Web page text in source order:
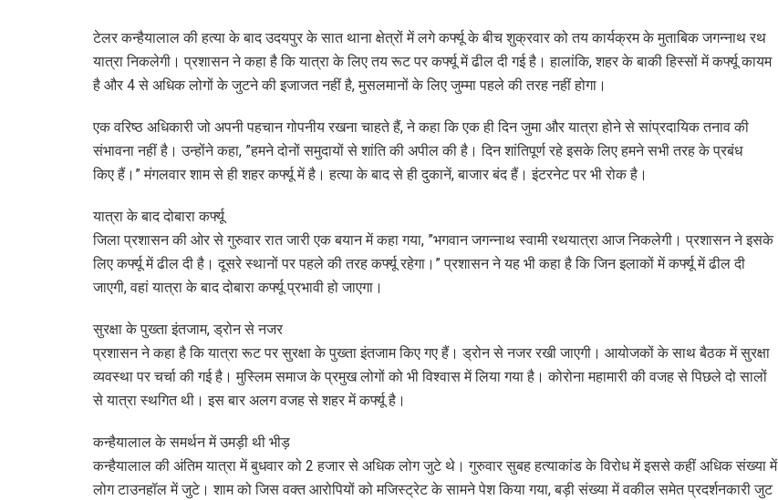
टेलर कन्हैयालाल की हत्या के बाद उदयपुर के सात थाना क्षेत्रों में लगे कर्फ्यू के बीच शुक्रवार को तय कार्यक्रम के मुताबिक जगन्नाथ रथ
यात्रा निकलेगी। प्रशासन ने कहा है कि यात्रा के लिए तय रूट पर कर्फ्यू में ढील दी गई है। हालांकि, शहर के बाकी हिस्सों में कर्फ्यू कायम
है और 4 से अधिक लोगों के जुटने की इजाजत नहीं है, मुसलमानों के लिए जुम्मा पहले की तरह नहीं होगा।
एक वरिष्ठ अधिकारी जो अपनी पहचान गोपनीय रखना चाहते हैं, ने कहा कि एक ही दिन जुमा और यात्रा होने से सांप्रदायिक तनाव की
संभावना नहीं है। उन्होंने कहा, ”हमने दोनों समुदायों से शांति की अपील की है। दिन शांतिपूर्ण रहे इसके लिए हमने सभी तरह के प्रबंध
किए हैं।” मंगलवार शाम से ही शहर कर्फ्यू में है। हत्या के बाद से ही दुकानें, बाजार बंद हैं। इंटरनेट पर भी रोक है।
यात्रा के बाद दोबारा कर्फ्यू
जिला प्रशासन की ओर से गुरुवार रात जारी एक बयान में कहा गया, ”भगवान जगन्नाथ स्वामी रथयात्रा आज निकलेगी। प्रशासन ने इसके
लिए कर्फ्यू में ढील दी है। दूसरे स्थानों पर पहले की तरह कर्फ्यू रहेगा।” प्रशासन ने यह भी कहा है कि जिन इलाकों में कर्फ्यू में ढील दी
जाएगी, वहां यात्रा के बाद दोबारा कर्फ्यू प्रभावी हो जाएगा।
सुरक्षा के पुख्ता इंतजाम, ड्रोन से नजर
प्रशासन ने कहा है कि यात्रा रूट पर सुरक्षा के पुख्ता इंतजाम किए गए हैं। ड्रोन से नजर रखी जाएगी। आयोजकों के साथ बैठक में सुरक्षा
व्यवस्था पर चर्चा की गई है। मुस्लिम समाज के प्रमुख लोगों को भी विश्वास में लिया गया है। कोरोना महामारी की वजह से पिछले दो सालों
से यात्रा स्थगित थी। इस बार अलग वजह से शहर में कर्फ्यू है।
कन्हैयालाल के समर्थन में उमड़ी थी भीड़
कन्हैयालाल की अंतिम यात्रा में बुधवार को 2 हजार से अधिक लोग जुटे थे। गुरुवार सुबह हत्याकांड के विरोध में इससे कहीं अधिक संख्या में
लोग टाउनहॉल में जुटे। शाम को जिस वक्त आरोपियों को मजिस्ट्रेट के सामने पेश किया गया, बड़ी संख्या में वकील समेत प्रदर्शनकारी जुट